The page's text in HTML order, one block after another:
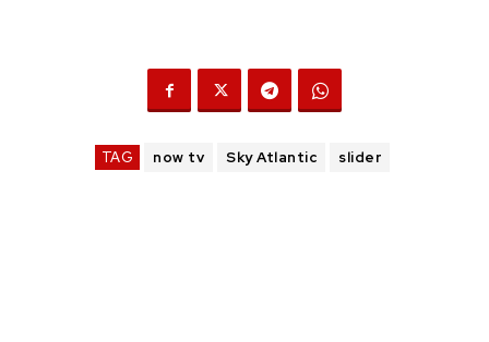
TAG now tv Sky Atlantic slider